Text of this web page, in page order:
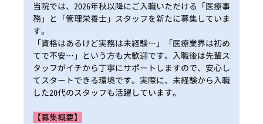
当院では、2026年秋以降にご入職いただける「医療事
務」と「管理栄養士」スタッフを新たに募集していま
す。
「資格はあるけど実務は未経験…」「医療業界は初め
てで不安…」という方も大歓迎です。入職後は先輩ス
タッフがイチから丁寧にサポートしますので、安心し
てスタートできる環境です。実際に、未経験から入職
した20代のスタッフも活躍しています。
【募集概要】